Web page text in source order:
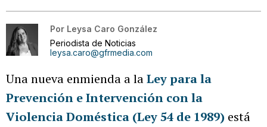
Por Leysa Caro González
Periodista de Noticias
leysa.caro@gfrmedia.com
Una nueva enmienda a laLey para la
Prevención e Intervención con la
Violencia Doméstica (Ley 54 de 1989) está